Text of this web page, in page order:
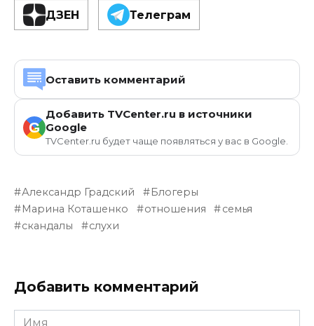
ДЗЕН Телеграм
Оставить комментарий
G
Добавить TVCenter.ru в источники
Google
TVCenter.ru будет чаще появляться у вас в Google.
Александр Градский
Блогеры
Марина Коташенко
отношения
семья
скандалы
слухи
Добавить комментарий
Имя